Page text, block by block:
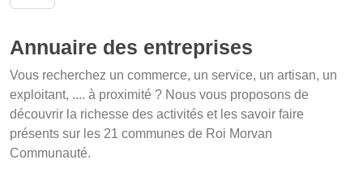
Annuaire des entreprises
Vous recherchez un commerce, un service, un artisan, un
exploitant, .... à proximité ? Nous vous proposons de
découvrir la richesse des activités et les savoir faire
présents sur les 21 communes de Roi Morvan
Communauté.